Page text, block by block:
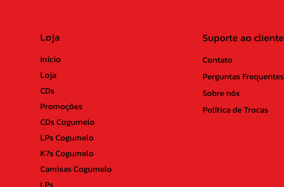
Loja
Início
Loja
CDs
Promoções
CDs Cogumelo
LPs Cogumelo
K7s Cogumelo
Camisas Cogumelo
Suporte ao cliente
Contato
Perguntas Frequentes
Sobre nós
Política de Trocas